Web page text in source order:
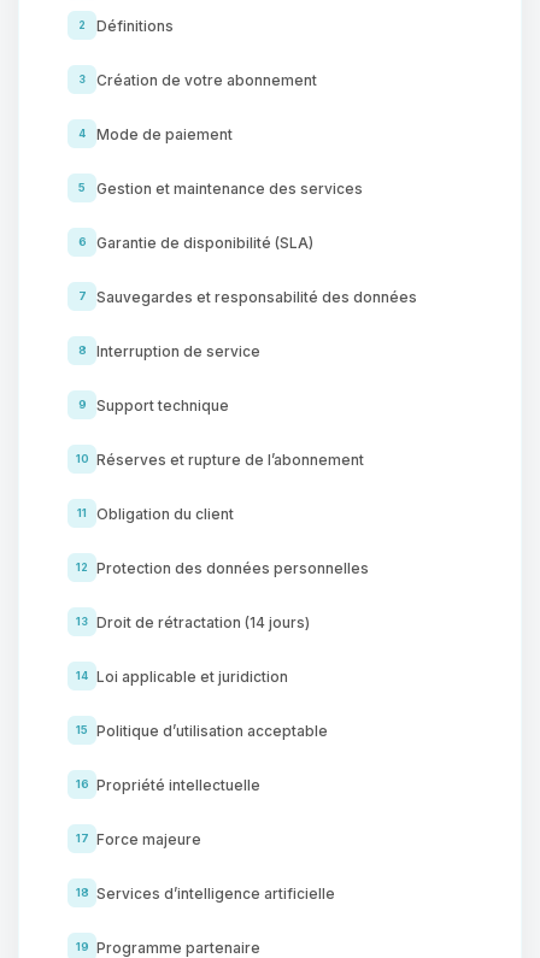
2 Définitions
3 Création de votre abonnement
4 Mode de paiement
5 Gestion et maintenance des services
6 Garantie de disponibilité (SLA)
7 Sauvegardes et responsabilité des données
8 Interruption de service
9 Support technique
10 Réserves et rupture de l’abonnement
11 Obligation du client
12 Protection des données personnelles
13 Droit de rétractation (14 jours)
14 Loi applicable et juridiction
15 Politique d’utilisation acceptable
16 Propriété intellectuelle
17 Force majeure
18 Services d’intelligence artificielle
19 Programme partenaire